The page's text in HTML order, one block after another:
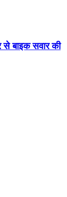
बाइक सवार की